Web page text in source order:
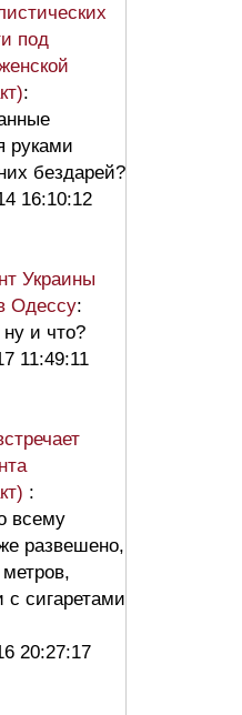
под
:
руками
бездарей?
16:10:12
Украины
Одессу:
и что?
11:49:11
:
всему
развешено,
с сигаретами
20:27:17